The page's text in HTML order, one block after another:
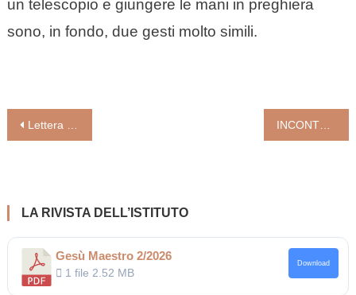
un telescopio e giungere le mani in preghiera
sono, in fondo, due gesti molto simili.
Navigazione
Lettera del Pontefice ai presbiteri dell’arcidiocesi di Madrid riuniti nell’assemblea “Convivium”. Configurati a Cristo nel mondo ma non del mondo. La Chiesa sia casa che accoglie, protegge e non abbandona i preti INCONTRO DI PAPA LEONE CON I PRESBITERI DI ROMA
LA RIVISTA DELL’ISTITUTO
Gesù Maestro 2/2026
1 file 2.52 MB
Download